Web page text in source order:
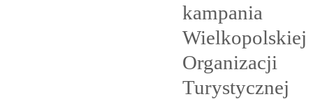
kampania
Wielkopolskiej
Organizacji
Turystycznej